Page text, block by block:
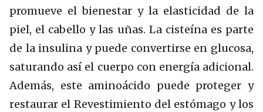
promueve el bienestar y la elasticidad de la
piel, el cabello y las uñas. La cisteína es parte
de la insulina y puede convertirse en glucosa,
saturando así el cuerpo con energía adicional.
Además, este aminoácido puede proteger y
restaurar el Revestimiento del estómago y los